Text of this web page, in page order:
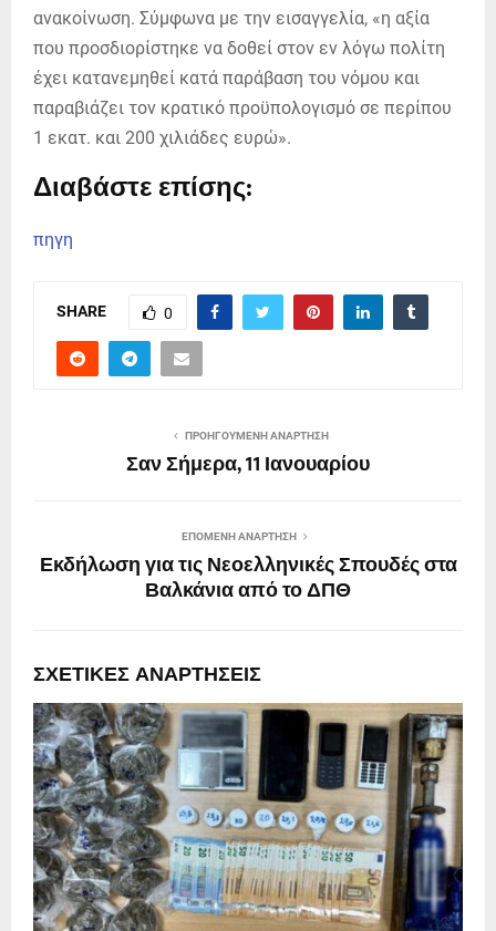
ανακοίνωση. Σύμφωνα με την εισαγγελία, «η αξία
που προσδιορίστηκε να δοθεί στον εν λόγω πολίτη
έχει κατανεμηθεί κατά παράβαση του νόμου και
παραβιάζει τον κρατικό προϋπολογισμό σε περίπου
1 εκατ. και 200 χιλιάδες ευρώ».
Διαβάστε επίσης:
πηγη
SHARE 0
ΠΡΟΗΓΟΎΜΕΝΗ ΑΝΆΡΤΗΣΗ
Σαν Σήμερα, 11 Ιανουαρίου
ΕΠΌΜΕΝΗ ΑΝΆΡΤΗΣΗ
Εκδήλωση για τις Νεοελληνικές Σπουδές στα
Βαλκάνια από το ΔΠΘ
ΣΧΕΤΙΚΈΣ ΑΝΑΡΤΉΣΕΙΣ